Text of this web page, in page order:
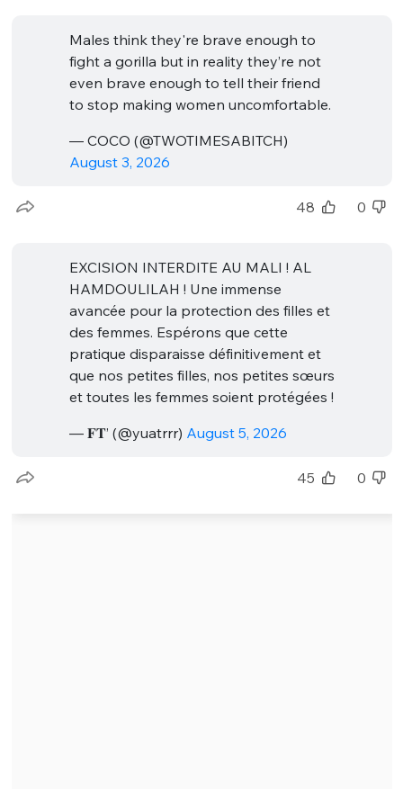
Males think they're brave enough to
fight a gorilla but in reality they’re not
even brave enough to tell their friend
to stop making women uncomfortable.
— COCO (@TWOTIMESABITCH)
August 3, 2026
48 0
EXCISION INTERDITE AU MALI ! AL
HAMDOULILAH ! Une immense
avancée pour la protection des filles et
des femmes. Espérons que cette
pratique disparaisse définitivement et
que nos petites filles, nos petites sœurs
et toutes les femmes soient protégées !
— 𝐅𝐓’ (@yuatrrr) August 5, 2026
45 0